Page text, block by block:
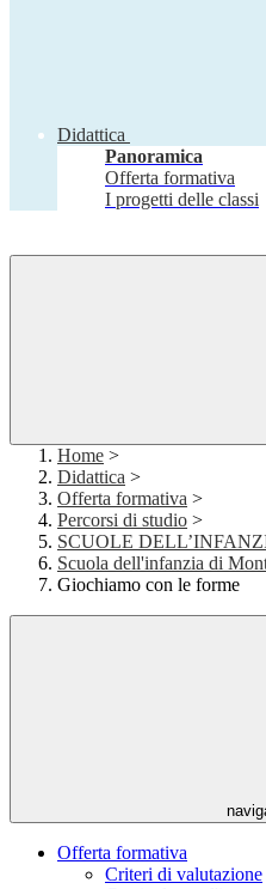
Didattica
Panoramica
Offerta formativa
I progetti delle classi
Home >
Didattica >
Offerta formativa >
Percorsi di studio >
SCUOLE
Scuola dell'infanzia di
Giochiamo con le forme
Offerta formativa
Criteri di valutazione